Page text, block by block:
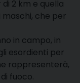
2 km e quella
maschi, che per
in campo, in
esordienti per
rappresenterà,
fuoco.